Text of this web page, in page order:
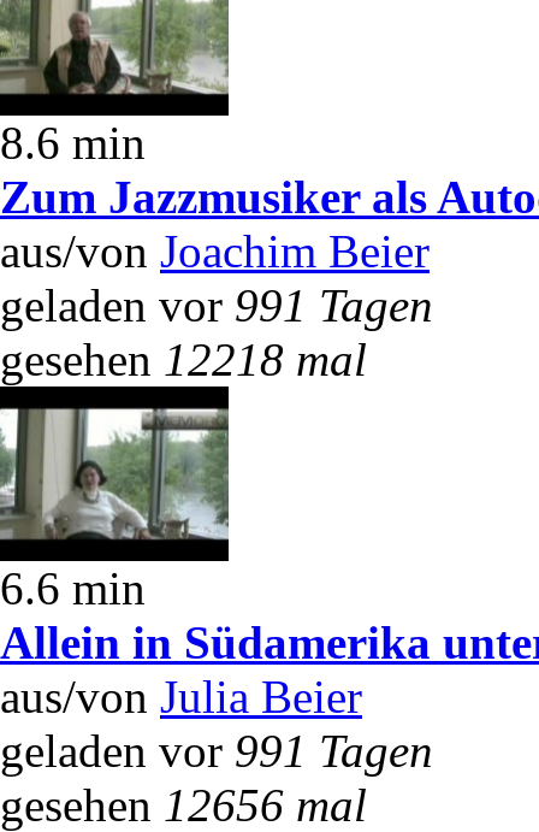
8.6 min
Zum Jazzmusiker als
aus/von Joachim Beier
geladen vor 991 Tagen
gesehen 12218 mal
6.6 min
Allein in Südamerika
aus/von Julia Beier
geladen vor 991 Tagen
gesehen 12656 mal